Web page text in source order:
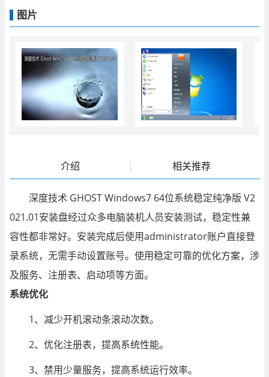
图片
介绍 相关推荐
深度技术 GHOST Windows7 64位系统稳定纯净版 V2
021.01安装盘经过众多电脑装机人员安装测试，稳定性兼
容性都非常好。安装完成后使用administrator账户直接登
录系统，无需手动设置账号。使用稳定可靠的优化方案，涉
及服务、注册表、启动项等方面。
系统优化
1、减少开机滚动条滚动次数。
2、优化注册表，提高系统性能。
3、禁用少量服务，提高系统运行效率。